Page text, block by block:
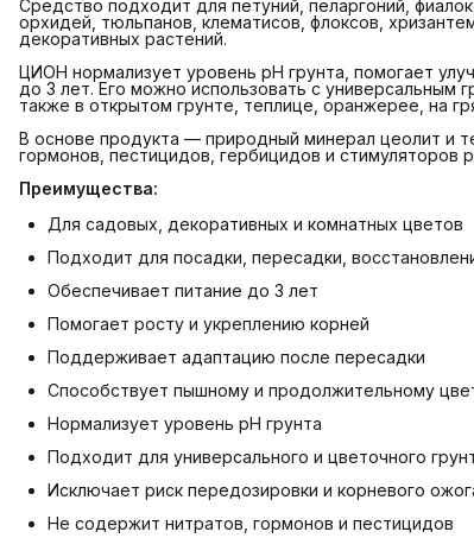
Средство подходит для петуний, пеларгоний,
орхидей, тюльпанов, клематисов, флоксов,
декоративных растений.
ЦИОН нормализует уровень pH грунта, помогает
до 3 лет. Его можно использовать с универсальным
также в открытом грунте, теплице, оранжерее, на
В основе продукта — природный минерал цеолит и
гормонов, пестицидов, гербицидов и
Преимущества:
Для садовых, декоративных и комнатных цветов
Подходит для посадки, пересадки,
Обеспечивает питание до 3 лет
Помогает росту и укреплению корней
Поддерживает адаптацию после пересадки
Способствует пышному и продолжительному
Нормализует уровень pH грунта
Подходит для универсального и цветочного
Исключает риск передозировки и корневого
Не содержит нитратов, гормонов и пестицидов